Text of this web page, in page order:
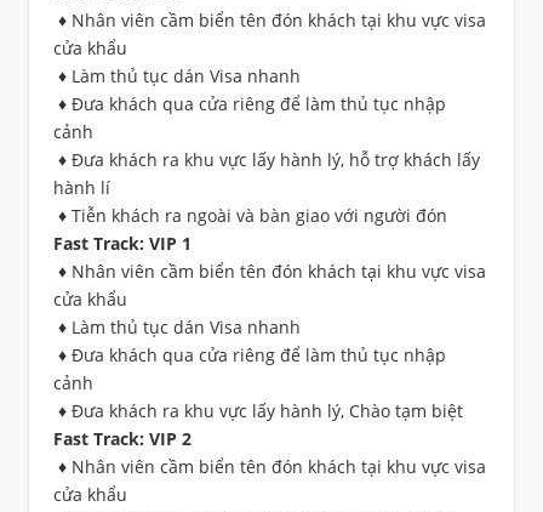
♦ Nhân viên cầm biển tên đón khách tại khu vực visa
cửa khẩu
♦ Làm thủ tục dán Visa nhanh
♦ Đưa khách qua cửa riêng để làm thủ tục nhập
cảnh
♦ Đưa khách ra khu vực lấy hành lý, hỗ trợ khách lấy
hành lí
♦ Tiễn khách ra ngoài và bàn giao với người đón
Fast Track: VIP 1
♦ Nhân viên cầm biển tên đón khách tại khu vực visa
cửa khẩu
♦ Làm thủ tục dán Visa nhanh
♦ Đưa khách qua cửa riêng để làm thủ tục nhập
cảnh
♦ Đưa khách ra khu vực lấy hành lý, Chào tạm biệt
Fast Track: VIP 2
♦ Nhân viên cầm biển tên đón khách tại khu vực visa
cửa khẩu